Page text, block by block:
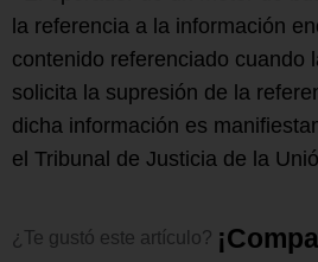
la referencia a la información
contenido referenciado cuando
solicita la supresión de la
dicha información es
el Tribunal de Justicia de la
¿Te gustó este artículo? ¡Compa